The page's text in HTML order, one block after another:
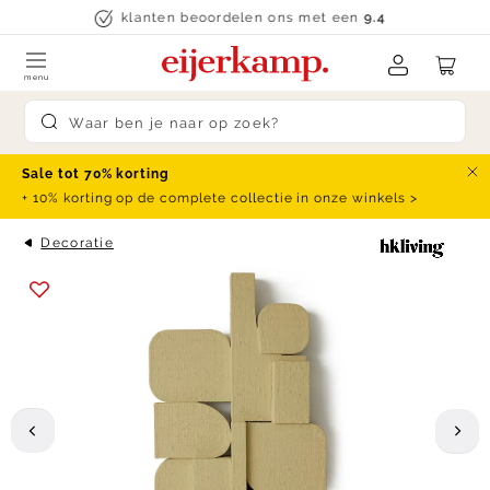
Skip to contentklanten beoordelen ons met een9.4
Submit search
menu
Sale tot 70% korting
+ 10% korting op de complete collectie in onze winkels >
Decoratie